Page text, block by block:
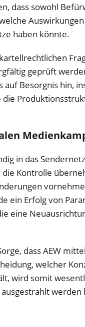
dass sowohl
haben könnte.
geprüft
Besorgnis hin,
in das
Kontrolle
ein Erfolg von
eine
dass AEW
welcher
wird somit
werden